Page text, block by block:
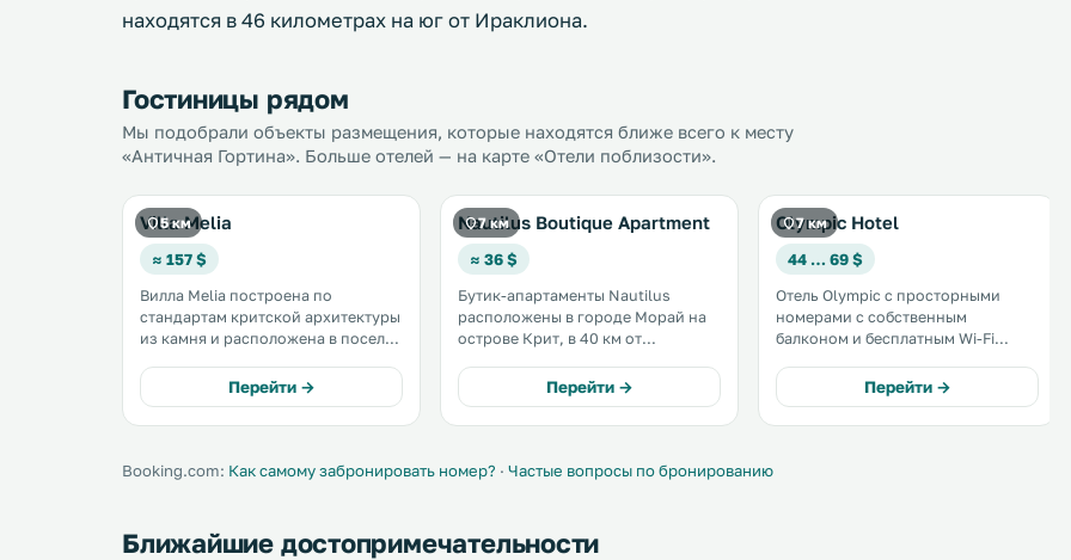
находятся в 46 километрах на юг от Ираклиона.
Гостиницы рядом
Мы подобрали объекты размещения, которые находятся ближе всего к месту
«Античная Гортина». Больше отелей — на карте «Отели поблизости».
5 км
Villa Melia
≈ 157 $
Вилла Melia построена по
стандартам критской архитектуры
из камня и расположена в поселке
полностью оборудованной вилле
гидромассажная ванна, сад с
принадлежностями для барбекю и
Перейти →
7 км
Nautilus Boutique Apartment
≈ 36 $
Бутик-апартаменты Nautilus
расположены в городе Морай на
острове Крит, в 40 км от
терраса для загара. Из окон
открывается вид на горы.
Расстояние до рыбацкой деревни
бесплатный Wi-Fi. .
Перейти →
7 км
Olympic Hotel
44 … 69 $
Отель Olympic с просторными
номерами с собственным
балконом и бесплатным Wi-Fi
услугам гостей кафе-бар, а
поездка до ближайших пляжей
займет 10 минут. .
Перейти →
Booking.com: Как самому забронировать номер? · Частые вопросы по бронированию
Ближайшие достопримечательности